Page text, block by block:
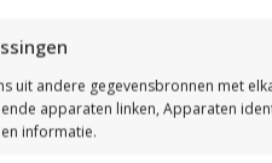
uit andere gegevensbronnen met
apparaten linken, Apparaten
informatie.
hier om naar het boek te